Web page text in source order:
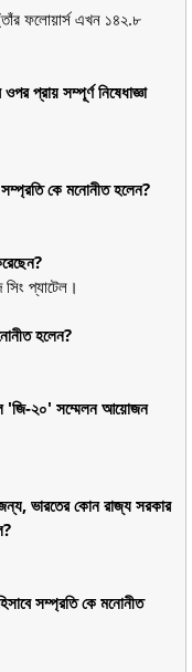
ফলোয়ার্স এখন ১৪২.৮
প্রায় সম্পূর্ণ নিষেধাজ্ঞা
সম্প্রতি কে মনোনীত হলেন?
সিং প্যাটেল।
হলেন?
'জি-২০' সম্মেলন আয়োজন
জন্য, ভারতের কোন রাজ্য সরকার
সম্প্রতি কে মনোনীত